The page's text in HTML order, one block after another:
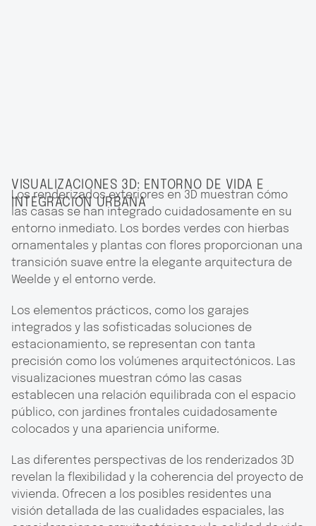
VISUALIZACIONES 3D: ENTORNO DE VIDA E
INTEGRACIÓN URBANA
Los renderizados exteriores en 3D muestran cómo
las casas se han integrado cuidadosamente en su
entorno inmediato. Los bordes verdes con hierbas
ornamentales y plantas con flores proporcionan una
transición suave entre la elegante arquitectura de
Weelde y el entorno verde.
Los elementos prácticos, como los garajes
integrados y las sofisticadas soluciones de
estacionamiento, se representan con tanta
precisión como los volúmenes arquitectónicos. Las
visualizaciones muestran cómo las casas
establecen una relación equilibrada con el espacio
público, con jardines frontales cuidadosamente
colocados y una apariencia uniforme.
Las diferentes perspectivas de los renderizados 3D
revelan la flexibilidad y la coherencia del proyecto de
vivienda. Ofrecen a los posibles residentes una
visión detallada de las cualidades espaciales, las